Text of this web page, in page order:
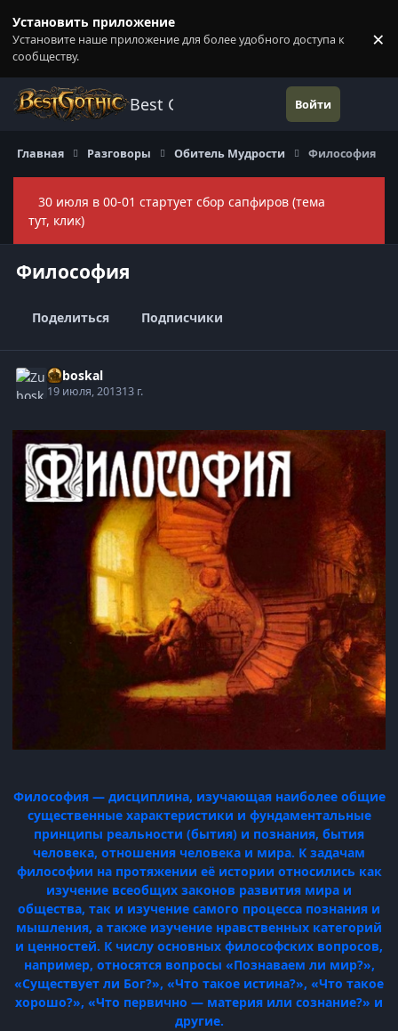
Установить приложение
Установите наше приложение для более удобного доступа к
сообществу.
×
Best Gothic Forums Войти
Главная Разговоры Обитель Мудрости Философия
30 июля в 00-01 стартует сбор сапфиров (тема
тут, клик)
Философия
Поделиться Подписчики
Zuboskal
19 июля, 201313 г.
Философия — дисциплина, изучающая наиболее общие
существенные характеристики и фундаментальные
принципы реальности (бытия) и познания, бытия
человека, отношения человека и мира. К задачам
философии на протяжении её истории относились как
изучение всеобщих законов развития мира и
общества, так и изучение самого процесса познания и
мышления, а также изучение нравственных категорий
и ценностей. К числу основных философских вопросов,
например, относятся вопросы «Познаваем ли мир?»,
«Существует ли Бог?», «Что такое истина?», «Что такое
хорошо?», «Что первично — материя или сознание?» и
другие.